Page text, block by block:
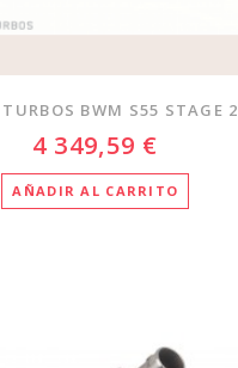
TURBOS BWM S55 STAGE 2
4 349,59 €
AÑADIR AL CARRITO